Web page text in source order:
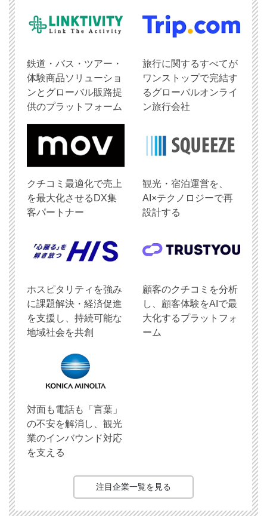
鉄道・バス・ツアー・
体験商品ソリューショ
ンとグローバル販路提
供のプラットフォーム
旅行に関するすべてが
ワンストップで完結す
るグローバルオンライ
ン旅行会社
クチコミ最適化で売上
を最大化させるDX集
客パートナー
観光・宿泊運営を、
AI×テクノロジーで再
設計する
ホスピタリティを強み
に課題解決・経済促進
を支援し、持続可能な
地域社会を共創
顧客のクチコミを分析
し、顧客体験をAIで最
大化するプラットフォ
ーム
対面も電話も「言葉」
の不安を解消し、観光
業のインバウンド対応
を支える
注目企業一覧を見る